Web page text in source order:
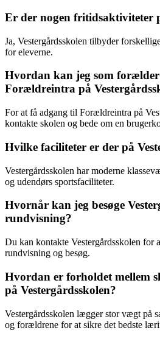
Er der nogen fritidsaktiviteter
Ja, Vestergårdsskolen tilbyder
for eleverne.
Hvordan kan jeg som
Forældreintra på
For at få adgang til Forældreintra på
kontakte skolen og bede om en
Hvilke faciliteter er der på
Vestergårdsskolen har moderne
og udendørs sportsfaciliteter.
Hvornår kan jeg besøge
rundvisning?
Du kan kontakte Vestergårdsskolen for
rundvisning og besøg.
Hvordan er forholdet mellem
på Vestergårdsskolen?
Vestergårdsskolen lægger stor vægt på
og forældrene for at sikre det bedste